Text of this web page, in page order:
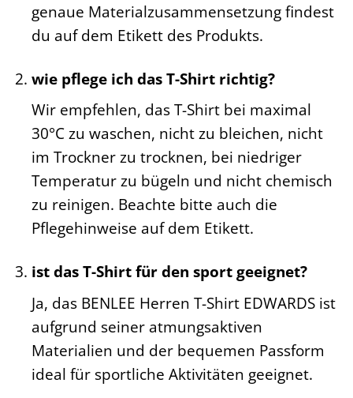
genaue Materialzusammensetzung findest
du auf dem Etikett des Produkts.
wie pflege ich das T-Shirt richtig?
Wir empfehlen, das T-Shirt bei maximal
30°C zu waschen, nicht zu bleichen, nicht
im Trockner zu trocknen, bei niedriger
Temperatur zu bügeln und nicht chemisch
zu reinigen. Beachte bitte auch die
Pflegehinweise auf dem Etikett.
ist das T-Shirt für den sport geeignet?
Ja, das BENLEE Herren T-Shirt EDWARDS ist
aufgrund seiner atmungsaktiven
Materialien und der bequemen Passform
ideal für sportliche Aktivitäten geeignet.